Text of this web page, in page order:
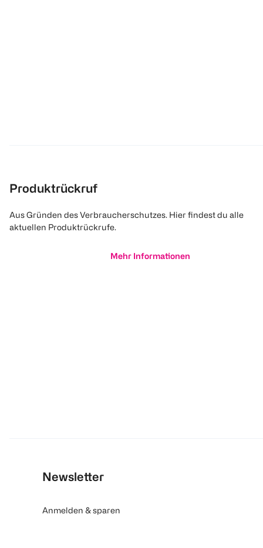
Produktrückruf
Aus Gründen des Verbraucherschutzes. Hier findest du alle
aktuellen Produktrückrufe.
Mehr Informationen
Newsletter
Anmelden & sparen